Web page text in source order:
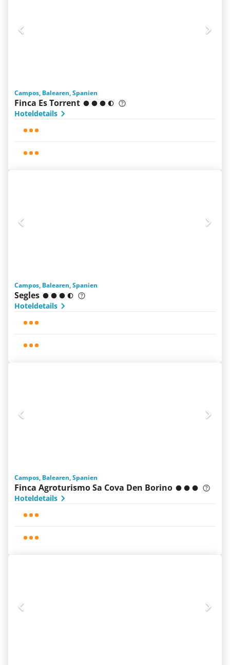
Campos, Balearen, Spanien
Finca Es Torrent
Hoteldetails
Campos, Balearen, Spanien
Segles
Hoteldetails
Campos, Balearen, Spanien
Finca Agroturismo Sa Cova Den Borino
Hoteldetails